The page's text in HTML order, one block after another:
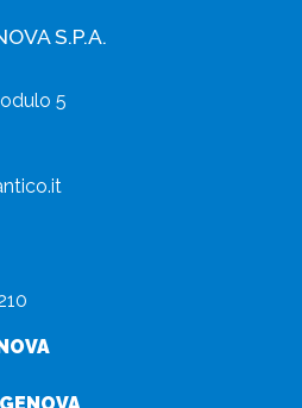
S.P.A.
5